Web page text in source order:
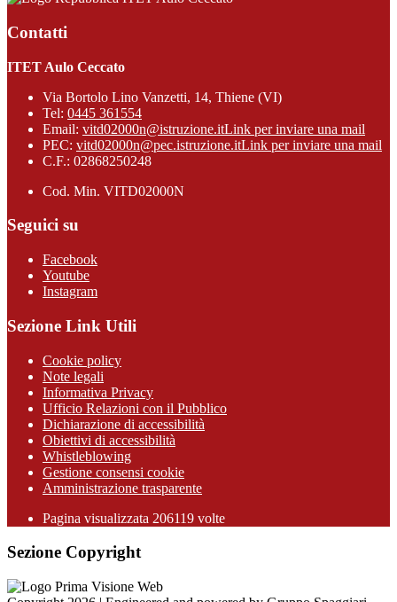
Contatti
ITET Aulo Ceccato
Via Bortolo Lino Vanzetti, 14, Thiene (VI)
Tel: 0445 361554
Email: vitd02000n@istruzione.itLink per inviare una mail
PEC: vitd02000n@pec.istruzione.itLink per inviare una mail
C.F.: 02868250248
Cod. Min. VITD02000N
Seguici su
Facebook
Youtube
Instagram
Sezione Link Utili
Cookie policy
Note legali
Informativa Privacy
Ufficio Relazioni con il Pubblico
Dichiarazione di accessibilità
Obiettivi di accessibilità
Whistleblowing
Gestione consensi cookie
Amministrazione trasparente
Pagina visualizzata 206119 volte
Sezione Copyright